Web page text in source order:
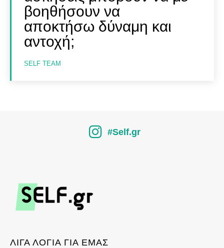
βοηθήσουν να
αποκτήσω δύναμη και
αντοχή;
SELF TEAM
#Self.gr
ΛΙΓΑ ΛΟΓΙΑ ΓΙΑ ΕΜΑΣ